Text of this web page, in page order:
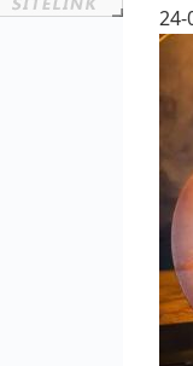
24-